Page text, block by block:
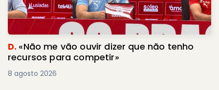
D. «Não me vão ouvir dizer que não tenho
recursos para competir»
8 agosto 2026